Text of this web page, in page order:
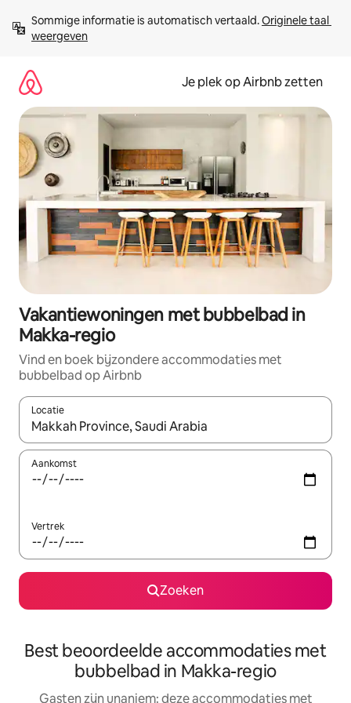
direct
naar
Sommige informatie is automatisch vertaald. Originele taal
weergeven
Je plek op Airbnb zetten
Vakantiewoningen met bubbelbad in
Makka-regio
Vind en boek bijzondere accommodaties met
bubbelbad op Airbnb
Locatie
Wanneer er resultaten beschikbaar zijn, maak je een keuze
Aankomst
Vertrek
Zoeken
Best beoordeelde accommodaties met
bubbelbad in Makka-regio
Gasten zijn unaniem: deze accommodaties met